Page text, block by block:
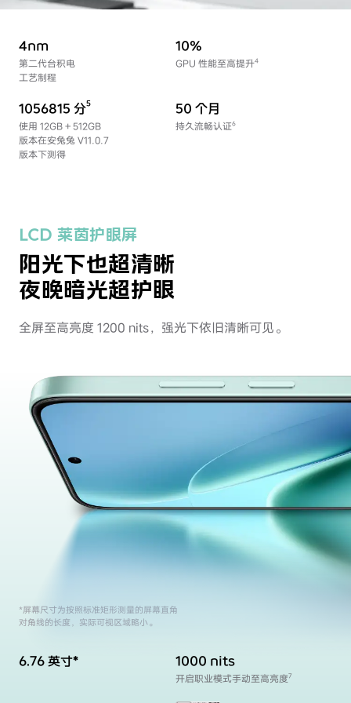
4nm
第二代台积电
工艺制程
10%
GPU 性能至高提升
1056815 分
使用 12GB + 512GB
版本在安兔兔 V11.0.7
版本下测得
50 个月
持久流畅认证
LCD 莱茵护眼屏
阳光下也超清晰
夜晚暗光超护眼
全屏至高亮度 1200 nits，强光下依旧清晰可见。
*屏幕尺寸为按照标准矩形测量的屏幕直角
对角线的长度，实际可视区域略小。
6.76 英寸* 1000 nits
开启职业模式手动至高亮度